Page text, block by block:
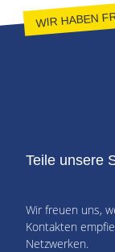
WIR HABEN
Teile unsere
Wir freuen uns,
Kontakten
Netzwerken.